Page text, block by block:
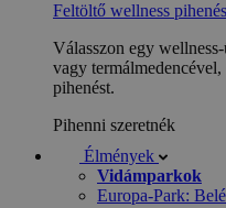
Feltöltő wellness
Válasszon egy
vagy
pihenést.
Pihenni szeretnék
Élmények
Vidámparkok
Europa-Park: